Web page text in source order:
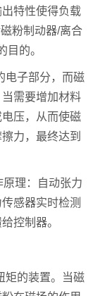
特性使得负载
粉制动器/离合
目的。
电子部分，而磁
需要增加材料
压，从而使磁
力，最终达到
理：自动张力
感器实时检测
控制器。
矩的装置。当磁